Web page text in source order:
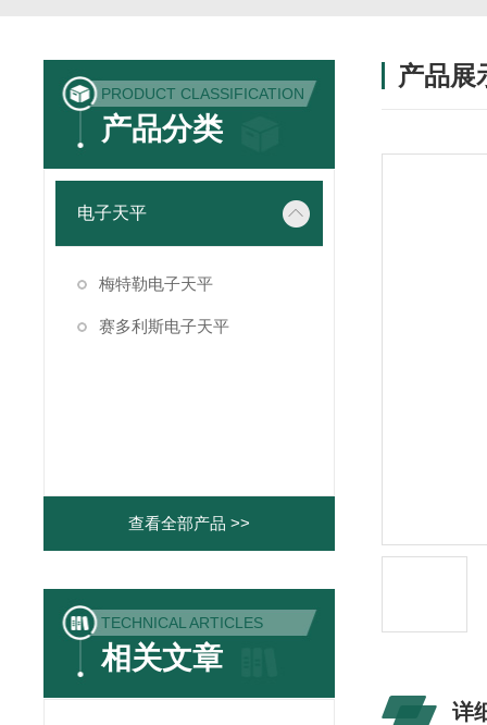
PRODUCT CLASSIFICATION
产品分类
电子天平
梅特勒电子天平
赛多利斯电子天平
查看全部产品 >>
TECHNICAL ARTICLES
相关文章
产品展
详